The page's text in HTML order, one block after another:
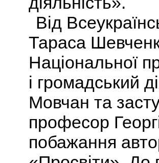
Від
Тараса
Національної
і громадський
Мовчан та
професор
побажання